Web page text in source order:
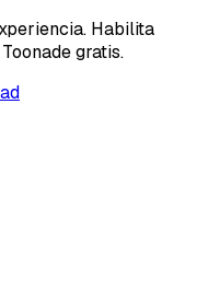
Habilita
gratis.